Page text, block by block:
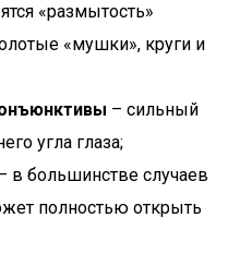
«размытость»
«мушки», круги и
– сильный
угла глаза;
в большинстве случаев
полностью открыть